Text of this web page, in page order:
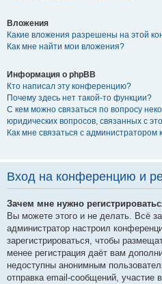
Вложения
Какие вложения разрешены на этой
Как мне найти мои вложения?
Информация о phpBB
Кто написал эту конференцию?
Почему здесь нет такой-то функции?
С кем можно связаться по вопросу
юридических вопросов, связанных с
Как мне связаться с
Вход на конференцию и
Зачем мне нужно
Вы можете этого и не делать. Всё
администратор настроил
зарегистрироваться, чтобы
менее регистрация даёт вам
недоступны анонимным
отправка email-сообщений, участие